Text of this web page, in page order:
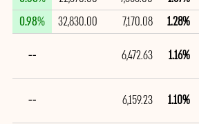
1.28%
7,170.08
32,830.00
0.98%
1.16%
6,472.63
--
1.10%
6,159.23
--